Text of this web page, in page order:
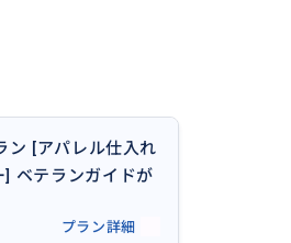
ださい。
ガイドが、限られた時間の中で効率
ン [アパレル仕入れ
] ベテランガイドが
プラン詳細